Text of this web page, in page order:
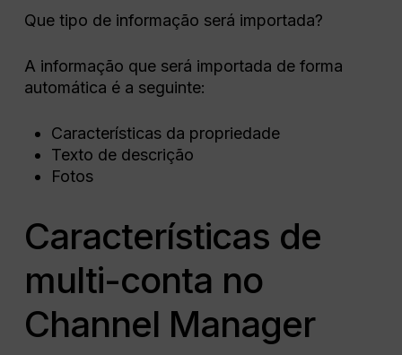
Que tipo de informação será importada?
A informação que será importada de forma
automática é a seguinte:
Características da propriedade
Texto de descrição
Fotos
Características de
multi-conta no
Channel Manager